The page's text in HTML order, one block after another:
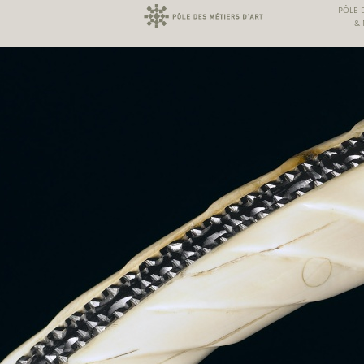
Machines A Sous Argent Reel Casino
PÔLE
&